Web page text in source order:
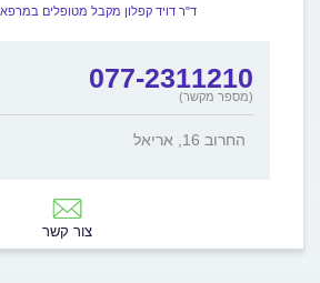
ד"ר דויד קפלון מקבל מטופלים
077-2311210
(מספר מקשר)
החרוב 16, אריאל
צור קשר